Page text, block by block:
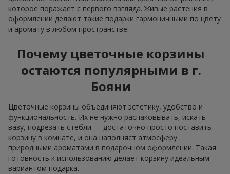
которое поражает с первого взгляда. Живые растения в
оформлении делают такие подарки гармоничными по цвету
и аромату в любом пространстве.
Почему цветочные корзины
остаются популярными в г.
Бояни
Цветочные корзины объединяют эстетику, удобство и
функциональность. Их не нужно распаковывать, искать
вазу, подрезать стебли — достаточно просто поставить
корзину в комнате, и она наполняєт атмосферу
природными ароматами в подарочном оформлении. Такая
готовность к использованию делает корзину идеальным
вариантом подарка.